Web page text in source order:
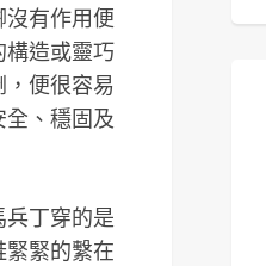
有作用便
構造或靈巧
便很容易
、穩固及
丁穿的是
緊的繫在